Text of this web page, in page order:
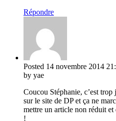
Répondre
Posted 14 novembre 2014
by yae
Coucou Stéphanie, c’est
sur le site de DP et ça ne
mettre un article non réduit
!